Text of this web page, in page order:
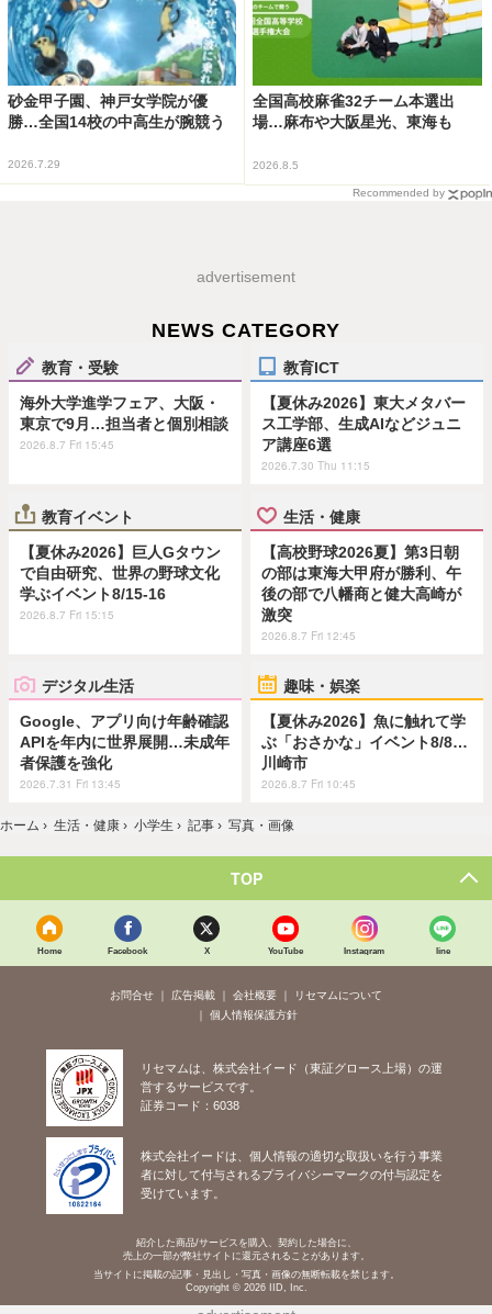
砂金甲子園、神戸女学院が優
勝…全国14校の中高生が腕競う
2026.7.29
全国高校麻雀32チーム本選出
場…麻布や大阪星光、東海も
2026.8.5
Recommended by
advertisement
NEWS CATEGORY
教育・受験
海外大学進学フェア、大阪・
東京で9月…担当者と個別相談
2026.8.7 Fri 15:45
教育ICT
【夏休み2026】東大メタバー
ス工学部、生成AIなどジュニ
ア講座6選
2026.7.30 Thu 11:15
教育イベント
【夏休み2026】巨人Gタウン
で自由研究、世界の野球文化
学ぶイベント8/15-16
2026.8.7 Fri 15:15
生活・健康
【高校野球2026夏】第3日朝
の部は東海大甲府が勝利、午
後の部で八幡商と健大高崎が
激突
2026.8.7 Fri 12:45
デジタル生活
Google、アプリ向け年齢確認
APIを年内に世界展開…未成年
者保護を強化
2026.7.31 Fri 13:45
趣味・娯楽
【夏休み2026】魚に触れて学
ぶ「おさかな」イベント8/8…
川崎市
2026.8.7 Fri 10:45
ホーム › 生活・健康 › 小学生 › 記事 › 写真・画像
TOP
Home Facebook X YouTube Instagram line
お問合せ 広告掲載 会社概要
リセマムについて
個人情報保護方針
リセマムは、株式会社イード（東証グロース上場）の運
営するサービスです。
証券コード：6038
株式会社イードは、個人情報の適切な取扱いを行う事業
者に対して付与されるプライバシーマークの付与認定を
受けています。
紹介した商品/サービスを購入、契約した場合に、
売上の一部が弊社サイトに還元されることがあります。
当サイトに掲載の記事・見出し・写真・画像の無断転載を禁じます。
Copyright © 2026 IID, Inc.